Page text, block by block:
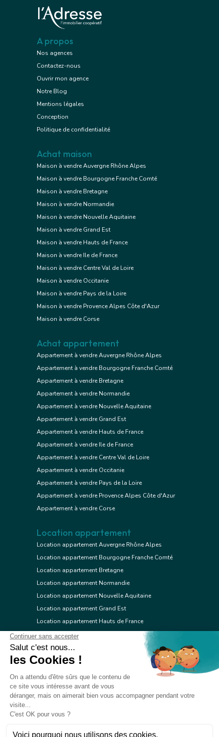
A propos
Nos agences
Contactez-nous
Ouvrir mon agence
Notre Blog
Mentions légales
Conception
Politique de confidentialité
Achat maison
Maison à vendre Auvergne Rhône Alpes
Maison à vendre Bourgogne Franche Comté
Maison à vendre Bretagne
Maison à vendre Normandie
Maison à vendre Nouvelle Aquitaine
Maison à vendre Grand Est
Maison à vendre Hauts de France
Maison à vendre Ile de France
Maison à vendre Centre Val de Loire
Maison à vendre Occitanie
Maison à vendre Pays de la Loire
Maison à vendre Provence Alpes Côte d'Azur
Maison à vendre Corse
Achat appartement
Appartement à vendre Auvergne Rhône Alpes
Appartement à vendre Bourgogne Franche Comté
Appartement à vendre Bretagne
Appartement à vendre Normandie
Appartement à vendre Nouvelle Aquitaine
Appartement à vendre Grand Est
Appartement à vendre Hauts de France
Appartement à vendre Ile de France
Appartement à vendre Centre Val de Loire
Appartement à vendre Occitanie
Appartement à vendre Pays de la Loire
Appartement à vendre Provence Alpes Côte d'Azur
Appartement à vendre Corse
Location appartement
Location appartement Auvergne Rhône Alpes
Location appartement Bourgogne Franche Comté
Location appartement Bretagne
Location appartement Normandie
Location appartement Nouvelle Aquitaine
Location appartement Grand Est
Location appartement Hauts de France
Location appartement Ile de France
Location appartement Centre Val de Loire
Location appartement Occitanie
Location appartement Provence Alpes Côte d'Azur
Location appartement Corse